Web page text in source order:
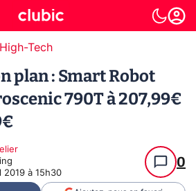
Tech
plan : Smart Robot
790T à 207,99€
2019 à 15h30
0